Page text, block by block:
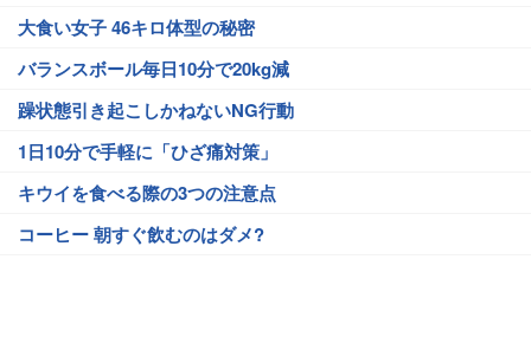
大食い女子 46キロ体型の秘密
バランスボール毎日10分で20kg減
躁状態引き起こしかねないNG行動
1日10分で手軽に「ひざ痛対策」
キウイを食べる際の3つの注意点
コーヒー 朝すぐ飲むのはダメ?